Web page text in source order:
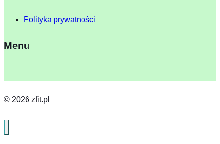
Polityka prywatności
Menu
© 2026 zfit.pl